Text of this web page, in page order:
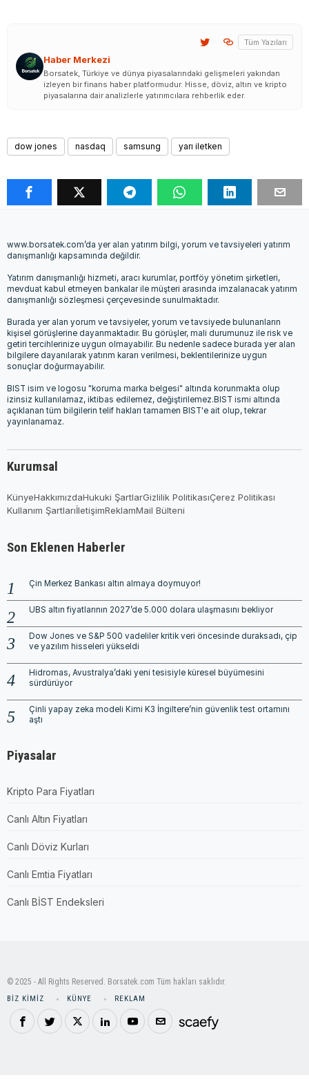
Haber Merkezi
Tüm Yazıları
Borsatek, Türkiye ve dünya piyasalarındaki gelişmeleri yakından
izleyen bir finans haber platformudur. Hisse, döviz, altın ve kripto
piyasalarına dair analizlerle yatırımcılara rehberlik eder.
dow jones nasdaq samsung yarı iletken
www.borsatek.com’da yer alan yatırım bilgi, yorum ve tavsiyeleri yatırım
danışmanlığı kapsamında değildir.
Yatırım danışmanlığı hizmeti, aracı kurumlar, portföy yönetim şirketleri,
mevduat kabul etmeyen bankalar ile müşteri arasında imzalanacak yatırım
danışmanlığı sözleşmesi çerçevesinde sunulmaktadır.
Burada yer alan yorum ve tavsiyeler, yorum ve tavsiyede bulunanların
kişisel görüşlerine dayanmaktadır. Bu görüşler, mali durumunuz ile risk ve
getiri tercihlerinize uygun olmayabilir. Bu nedenle sadece burada yer alan
bilgilere dayanılarak yatırım kararı verilmesi, beklentilerinize uygun
sonuçlar doğurmayabilir.
BIST isim ve logosu "koruma marka belgesi" altında korunmakta olup
izinsiz kullanılamaz, iktibas edilemez, değiştirilemez.BIST ismi altında
açıklanan tüm bilgilerin telif hakları tamamen BIST'e ait olup, tekrar
yayınlanamaz.
Kurumsal
KünyeHakkımızdaHukuki ŞartlarGizlilik PolitikasıÇerez Politikası
Kullanım ŞartlarıİletişimReklamMail Bülteni
Son Eklenen Haberler
Çin Merkez Bankası altın almaya doymuyor!
UBS altın fiyatlarının 2027’de 5.000 dolara ulaşmasını bekliyor
Dow Jones ve S&P 500 vadeliler kritik veri öncesinde duraksadı, çip
ve yazılım hisseleri yükseldi
Hidromas, Avustralya’daki yeni tesisiyle küresel büyümesini
sürdürüyor
Çinli yapay zeka modeli Kimi K3 İngiltere’nin güvenlik test ortamını
aştı
Piyasalar
Kripto Para Fiyatları
Canlı Altın Fiyatları
Canlı Döviz Kurları
Canlı Emtia Fiyatları
Canlı BİST Endeksleri
© 2025 - All Rights Reserved. Borsatek.com Tüm hakları saklıdır.
BIZ KIMIZ KÜNYE REKLAM